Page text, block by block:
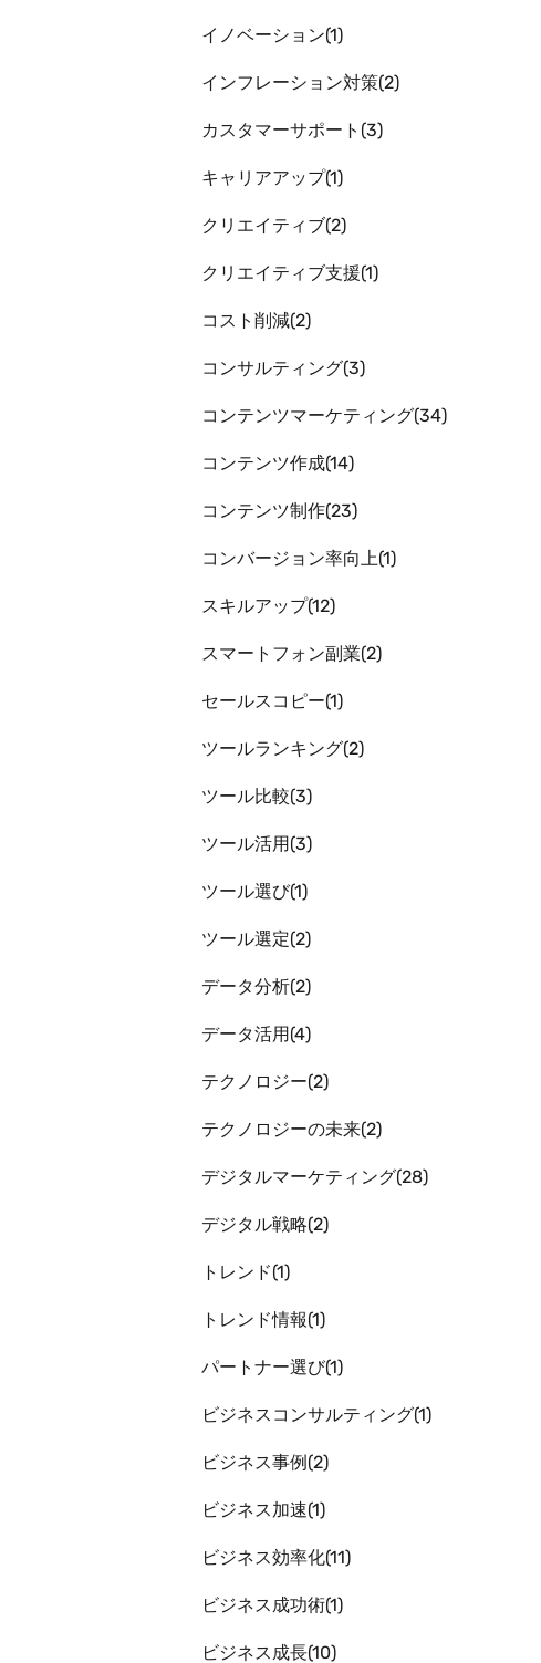
イノベーション 1
インフレーション対策 2
カスタマーサポート 3
キャリアアップ 1
クリエイティブ 2
クリエイティブ支援 1
コスト削減 2
コンサルティング 3
コンテンツマーケティング 34
コンテンツ作成 14
コンテンツ制作 23
コンバージョン率向上 1
スキルアップ 12
スマートフォン副業 2
セールスコピー 1
ツールランキング 2
ツール比較 3
ツール活用 3
ツール選び 1
ツール選定 2
データ分析 2
データ活用 4
テクノロジー 2
テクノロジーの未来 2
デジタルマーケティング 28
デジタル戦略 2
トレンド 1
トレンド情報 1
パートナー選び 1
ビジネスコンサルティング 1
ビジネス事例 2
ビジネス加速 1
ビジネス効率化 11
ビジネス成功術 1
ビジネス成長 10